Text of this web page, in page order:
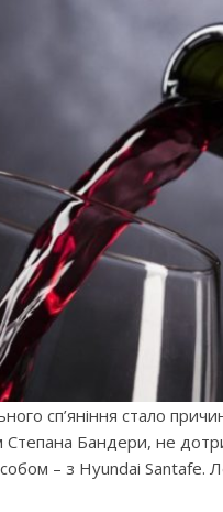
сп’яніння стало
Бандери, не
– з Hyundai Santafe.